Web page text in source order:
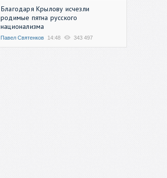
Благодаря Крылову исчезли
родимые пятна русского
национализма
Павел Святенков 14:48 343 497